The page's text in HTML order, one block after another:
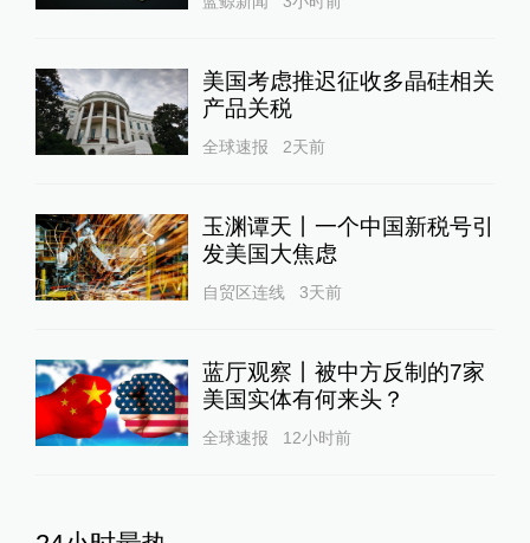
美国考虑推迟征收多晶硅相关
产品关税
全球速报 2天前
玉渊谭天丨一个中国新税号引
发美国大焦虑
自贸区连线 3天前
蓝厅观察丨被中方反制的7家
美国实体有何来头？
全球速报 12小时前